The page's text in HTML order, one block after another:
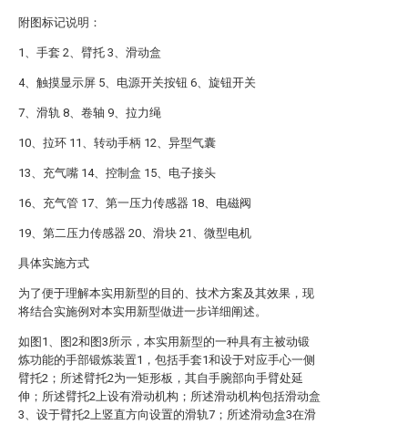
附图标记说明：
1、手套 2、臂托 3、滑动盒
4、触摸显示屏 5、电源开关按钮 6、旋钮开关
7、滑轨 8、卷轴 9、拉力绳
10、拉环 11、转动手柄 12、异型气囊
13、充气嘴 14、控制盒 15、电子接头
16、充气管 17、第一压力传感器 18、电磁阀
19、第二压力传感器 20、滑块 21、微型电机
具体实施方式
为了便于理解本实用新型的目的、技术方案及其效果，现
将结合实施例对本实用新型做进一步详细阐述。
如图1、图2和图3所示，本实用新型的一种具有主被动锻
炼功能的手部锻炼装置1，包括手套1和设于对应手心一侧
臂托2；所述臂托2为一矩形板，其自手腕部向手臂处延
伸；所述臂托2上设有滑动机构；所述滑动机构包括滑动盒
3、设于臂托2上竖直方向设置的滑轨7；所述滑动盒3在滑